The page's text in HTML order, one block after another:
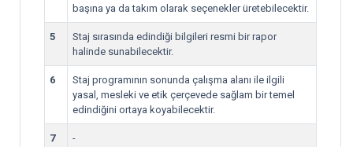
başına ya da takım olarak seçenekler üretebilecektir.
5
Staj sırasında edindiği bilgileri resmi bir rapor
halinde sunabilecektir.
6
Staj programının sonunda çalışma alanı ile ilgili
yasal, mesleki ve etik çerçevede sağlam bir temel
edindiğini ortaya koyabilecektir.
7 -